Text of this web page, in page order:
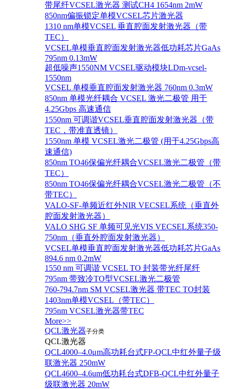
带尾纤VCSEL激光器 测试CH4 1654nm 2mW
850nm偏振锁定单模VCSEL芯片激光器
1310 nm单模VCSEL 垂直腔面发射激光器（带
TEC）
VCSEL单模垂直腔面发射激光器低功耗芯片GaAs
795nm 0.13mW
超低噪声1550NM VCSEL驱动模块LDm-vcsel-
1550nm
VCSEL 单模垂直腔面发射激光器 760nm 0.3mW
850nm 单模光纤耦合 VCSEL 激光二极管 用于
4.25Gbps 高速通信
1550nm 可调谐VCSEL垂直腔面发射激光器（带
TEC，带准直透镜）
1550nm 单模 VCSEL激光二极管 (用于4.25Gbps高
速通信)
850nm TO46保偏光纤耦合VCSEL激光二极管（带
TEC）
850nm TO46保偏光纤耦合VCSEL激光二极管（不
带TEC）
VALO-SF-单频近红外NIR VECSEL系统（垂直外
腔面发射激光器）
VALO SHG SF 单频可见光VIS VECSEL系统350-
750nm（垂直外腔面发射激光器）
VCSEL单模垂直腔面发射激光器低功耗芯片GaAs
894.6 nm 0.2mW
1550 nm 可调谐 VCSEL TO 封装带光纤尾纤
795nm 带致冷TO型VCSEL激光二极管
760-794.7nm SM VCSEL激光器 带TEC TO封装
1403nm单模VCSEL（带TEC）
795nm VCSEL激光器带TEC
More>>
QCL激光器子分类
QCL激光器
QCL4000–4.0μm高功耗台式FP-QCL中红外量子级
联激光器 250mW
QCL4600–4.6um低功耗台式DFB-QCL中红外量子
级联激光器 20mW